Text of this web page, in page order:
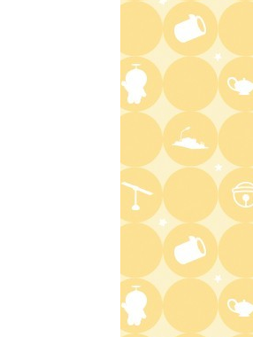
午後
人
と
よる
サ
ん